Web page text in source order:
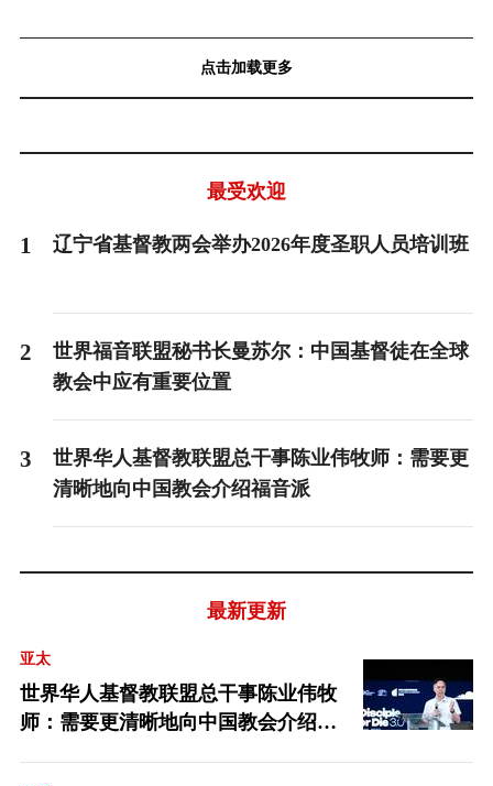
点击加载更多
最受欢迎
1 辽宁省基督教两会举办2026年度圣职人员培训班
2
世界福音联盟秘书长曼苏尔：中国基督徒在全球
教会中应有重要位置
3
世界华人基督教联盟总干事陈业伟牧师：需要更
清晰地向中国教会介绍福音派
最新更新
亚太
世界华人基督教联盟总干事陈业伟牧
师：需要更清晰地向中国教会介绍福